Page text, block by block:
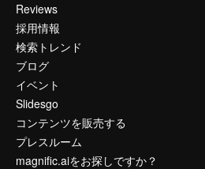
Reviews
採用情報
検索トレンド
ブログ
イベント
Slidesgo
コンテンツを販売する
プレスルーム
magnific.aiをお探しですか？